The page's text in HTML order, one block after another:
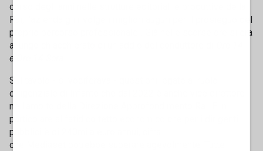
corso degli anni nelle strutture editoriali e produttive della
Rai, l'azienda gli rivolge i migliori auguri per il prosieguo del
proprio percorso professionale". Già nelle scorse ore si era
a lungo chiacchierato di un addio del conduttore di
e Ore 14 Sera
Sul tavolo - si vociferava - questioni legate al ruolo
dirigenziale di Infante che dal 2022 è anche vice direttore
nell'ambito della Direzione Approfondimento Rai. E in
particolare al fatidico tetto economico che per i dirigenti
pubblici è di 240mila euro annui, cifra
che Mediaset potrebbe superare agevolmente. Tutte